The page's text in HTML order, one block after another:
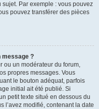
sujet. Par exemple : vous pouvez
pouvez transférer des pièces
message ?
ou un modérateur du forum,
propres messages. Vous
le bouton adéquat, parfois
initial ait été publié. Si
petit texte situé en dessous du
l’avez modifié, contenant la date